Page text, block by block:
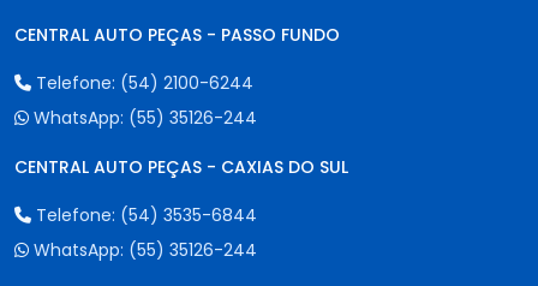
CENTRAL AUTO PEÇAS - PASSO FUNDO
Telefone: (54) 2100-6244
WhatsApp: (55) 35126-244
CENTRAL AUTO PEÇAS - CAXIAS DO SUL
Telefone: (54) 3535-6844
WhatsApp: (55) 35126-244